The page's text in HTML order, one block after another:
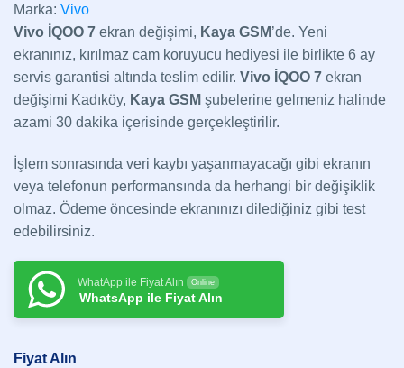
Marka: Vivo
Vivo İQOO 7 ekran değişimi, Kaya GSM’de. Yeni
ekranınız, kırılmaz cam koruyucu hediyesi ile birlikte 6 ay
servis garantisi altında teslim edilir. Vivo İQOO 7 ekran
değişimi Kadıköy, Kaya GSM şubelerine gelmeniz halinde
azami 30 dakika içerisinde gerçekleştirilir.
İşlem sonrasında veri kaybı yaşanmayacağı gibi ekranın
veya telefonun performansında da herhangi bir değişiklik
olmaz. Ödeme öncesinde ekranınızı dilediğiniz gibi test
edebilirsiniz.
WhatApp ile Fiyat Alın Online
WhatsApp ile Fiyat Alın
Fiyat Alın